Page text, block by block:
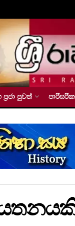
පුවත් පාරිසරික